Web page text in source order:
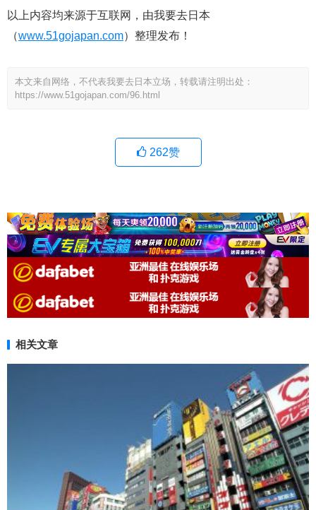
以上内容均来源于互联网，由我要去日本
（www.51gojapan.com）整理发布！
本文来自网络，不代表我要去日本立场，转载请注明出处：
https://www.51gojapan.com/96.html
262赞
相关文章